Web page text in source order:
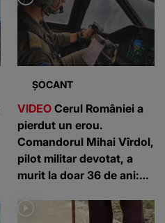
ȘOCANT
VIDEO Cerul României a
pierdut un erou.
Comandorul Mihai Vîrdol,
pilot militar devotat, a
murit la doar 36 de ani: